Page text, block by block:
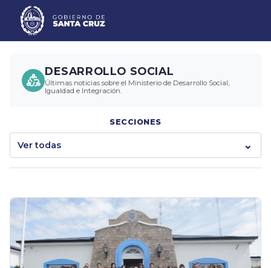
DESARROLLO SOCIAL
Últimas noticias sobre el Ministerio de Desarrollo Social,
Igualdad e Integración.
SECCIONES
Ver todas